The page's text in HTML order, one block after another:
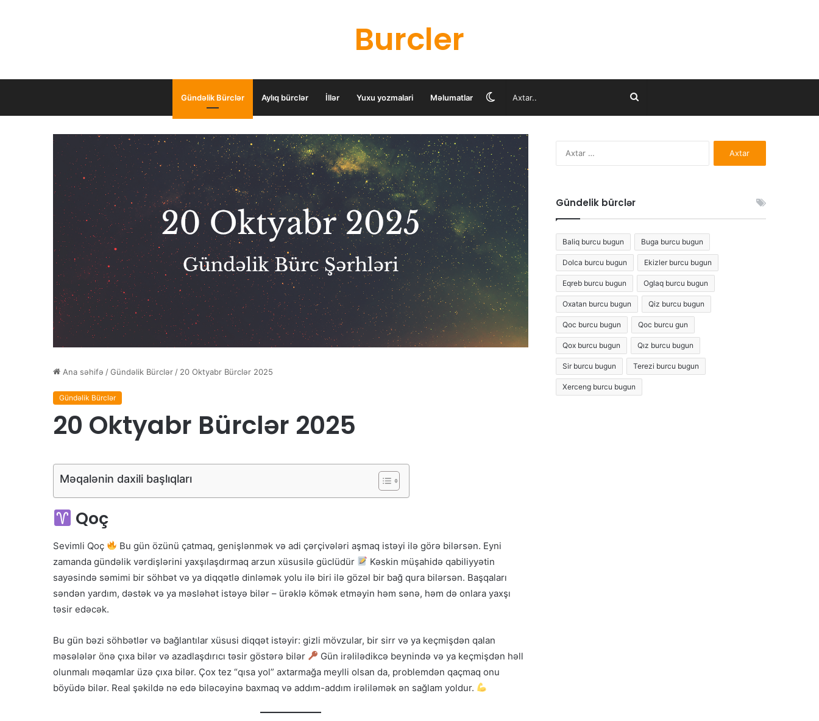
Burcler
Gündəlik Bürclər Aylıq bürclər İllər Yuxu yozmalari Məlumatlar Axtar..
Switch
skin
Ana səhifə /Gündəlik Bürclər / 20 Oktyabr Bürclər 2025
Gündəlik Bürclər
20 Oktyabr Bürclər 2025
Məqalənin daxili başlıqları
Qoç
Sevimli Qoç
Bu gün özünü çatmaq, genişlənmək və adi çərçivələri aşmaq istəyi ilə görə bilərsən. Eyni
zamanda gündəlik vərdişlərini yaxşılaşdırmaq arzun xüsusilə güclüdür
Kəskin müşahidə qabiliyyətin
sayəsində səmimi bir söhbət və ya diqqətlə dinləmək yolu ilə biri ilə gözəl bir bağ qura bilərsən. Başqaları
səndən yardım, dəstək və ya məsləhət istəyə bilər – ürəklə kömək etməyin həm sənə, həm də onlara yaxşı
təsir edəcək.
Bu gün bəzi söhbətlər və bağlantılar xüsusi diqqət istəyir: gizli mövzular, bir sirr və ya keçmişdən qalan
məsələlər önə çıxa bilər və azadlaşdırıcı təsir göstərə bilər
Gün irəlilədikcə beynində və ya keçmişdən həll
olunmalı məqamlar üzə çıxa bilər. Çox tez “qısa yol” axtarmağa meylli olsan da, problemdən qaçmaq onu
böyüdə bilər. Real şəkildə nə edə biləcəyinə baxmaq və addım-addım irəliləmək ən sağlam yoldur.
Gündelik bürclər
Baliq burcu bugun Buga burcu bugun
Dolca burcu bugun Ekizler burcu bugun
Eqreb burcu bugun Oglaq burcu bugun
Oxatan burcu bugun Qiz burcu bugun
Qoc burcu bugun Qoc burcu gun
Qox burcu bugun Qız burcu bugun
Sir burcu bugun Terezi burcu bugun
Xerceng burcu bugun